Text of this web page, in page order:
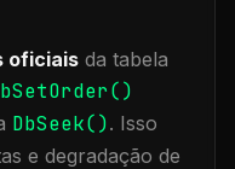
oficiais da tabela
DbSeek(). Isso
e degradação de